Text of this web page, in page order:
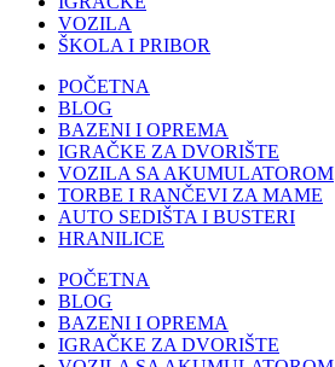
VOZILA
ŠKOLA I PRIBOR
POČETNA
BLOG
BAZENI I OPREMA
IGRAČKE ZA DVORIŠTE
VOZILA SA AKUMULATOROM
TORBE I RANČEVI ZA MAME
AUTO SEDIŠTA I BUSTERI
HRANILICE
POČETNA
BLOG
BAZENI I OPREMA
IGRAČKE ZA DVORIŠTE